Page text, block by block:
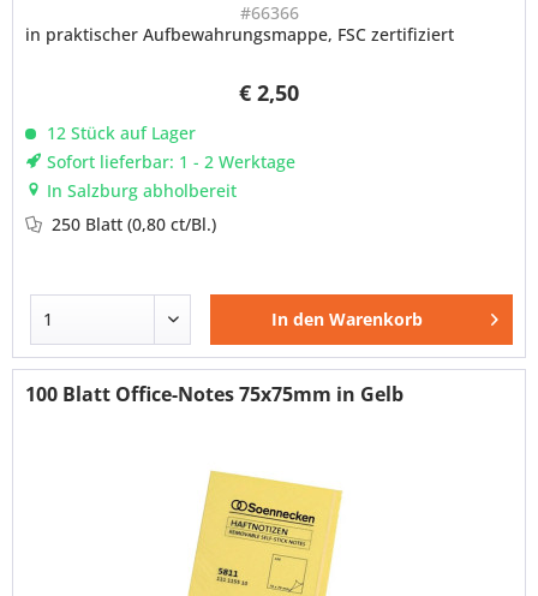
#66366
€ 2,50
in praktischer Aufbewahrungsmappe, FSC zertifiziert
12 Stück auf Lager
Sofort lieferbar: 1 - 2 Werktage
In Salzburg abholbereit
250 Blatt(0,80 ct/Bl.)
In den Warenkorb
100 Blatt Office-Notes 75x75mm in Gelb